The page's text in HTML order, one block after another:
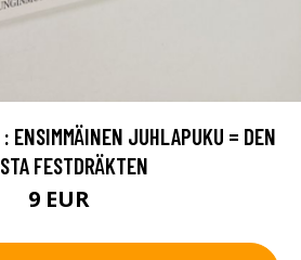
ENSIMMÄINEN JUHLAPUKU = DEN
FESTDRÄKTEN
9 EUR